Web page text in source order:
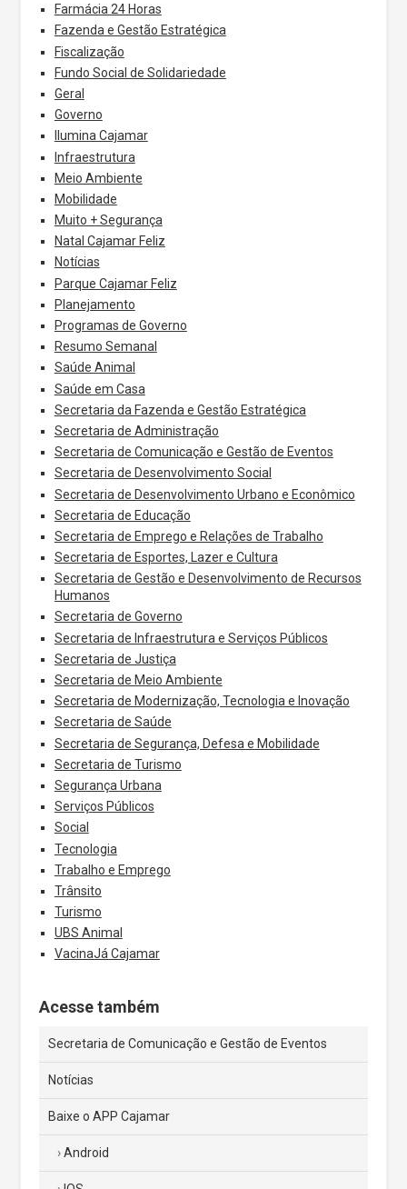
Farmácia 24 Horas
Fazenda e Gestão Estratégica
Fiscalização
Fundo Social de Solidariedade
Geral
Governo
Ilumina Cajamar
Infraestrutura
Meio Ambiente
Mobilidade
Muito + Segurança
Natal Cajamar Feliz
Notícias
Parque Cajamar Feliz
Planejamento
Programas de Governo
Resumo Semanal
Saúde Animal
Saúde em Casa
Secretaria da Fazenda e Gestão Estratégica
Secretaria de Administração
Secretaria de Comunicação e Gestão de Eventos
Secretaria de Desenvolvimento Social
Secretaria de Desenvolvimento Urbano e Econômico
Secretaria de Educação
Secretaria de Emprego e Relações de Trabalho
Secretaria de Esportes, Lazer e Cultura
Secretaria de Gestão e Desenvolvimento de Recursos
Humanos
Secretaria de Governo
Secretaria de Infraestrutura e Serviços Públicos
Secretaria de Justiça
Secretaria de Meio Ambiente
Secretaria de Modernização, Tecnologia e Inovação
Secretaria de Saúde
Secretaria de Segurança, Defesa e Mobilidade
Secretaria de Turismo
Segurança Urbana
Serviços Públicos
Social
Tecnologia
Trabalho e Emprego
Trânsito
Turismo
UBS Animal
VacinaJá Cajamar
Acesse também
Secretaria de Comunicação e Gestão de Eventos
Notícias
Baixe o APP Cajamar
Android